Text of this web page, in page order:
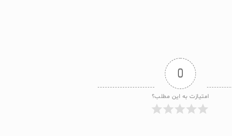
0
امتیازت به این مطلب؟